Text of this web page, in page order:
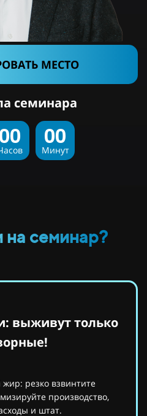
МЕСТО
семинара
00 00
Минут
на семинар?
выживут только
резко взвинтите
производство,
и штат.